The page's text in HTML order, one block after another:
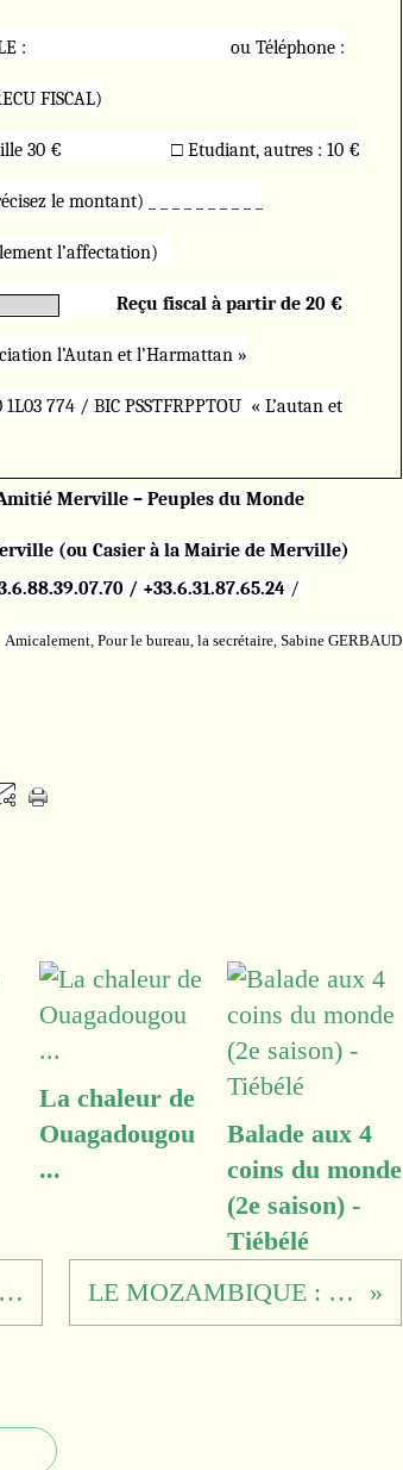
: ou Téléphone :
FISCAL)
30 € □ Etudiant, autres : 10 €
le montant) _ _ _ _ _ _ _ _ _ _
l’affectation)
Reçu fiscal à partir de 20 €
l’Autan et l’Harmattan »
774 / BIC PSSTFRPPTOU « L’autan et
Amitié Merville – Peuples du Monde
(ou Casier à la Mairie de Merville)
/ +33.6.31.87.65.24/
Amicalement, Pour le bureau, la secrétaire, Sabine GERBAUD
La chaleur de
Ouagadougou
...
Balade aux 4
coins du monde
(2e saison) -
Tiébélé
APERO-CULTUREL « Le NEPAL » mardi 7 février à 20h30
LE MOZAMBIQUE : apéro-culturel du mardi 2 mai